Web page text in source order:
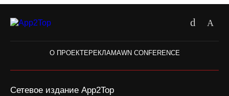
О ПРОЕКТЕРЕКЛАМАWN CONFERENCE
Сетевое издание App2Top